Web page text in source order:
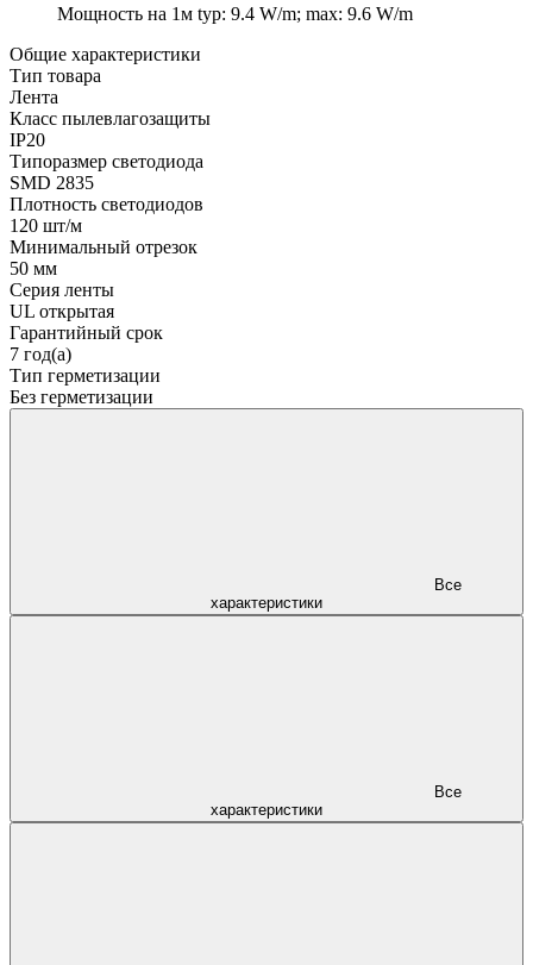
Мощность на 1м typ: 9.4 W/m; max: 9.6 W/m
Общие характеристики
Тип товара
Лента
Класс пылевлагозащиты
IP20
Типоразмер светодиода
SMD 2835
Плотность светодиодов
120 шт/м
Минимальный отрезок
50 мм
Серия ленты
UL открытая
Гарантийный срок
7 год(а)
Тип герметизации
Без герметизации
характеристики
характеристики